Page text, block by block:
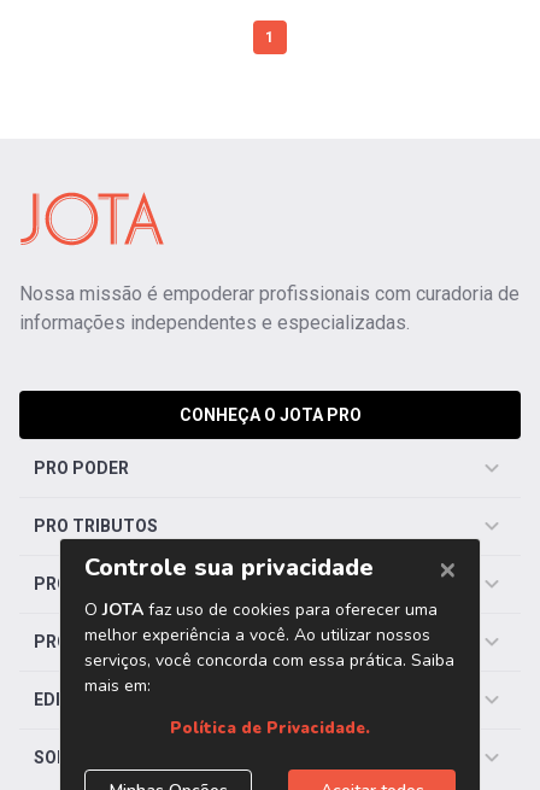
1
Nossa missão é empoderar profissionais com curadoria de
informações independentes e especializadas.
CONHEÇA O JOTA PRO
PRO PODER
PRO TRIBUTOS
PRO TRABALHISTA
PRO SAÚDE
EDITORIAS
SOBRE O JOTA